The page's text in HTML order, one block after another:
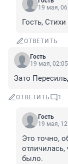
19 мая,
Гость,
ОТВЕТИТЬ
Гость
19 мая, 02:05
Зато
ОТВЕТИТЬ 1
Гость
19 мая,
Это точно,
было.